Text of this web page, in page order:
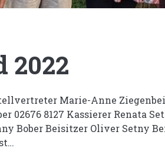
2022
Marie-Anne
02676 8127 Kassierer Renata
Bober Beisitzer Oliver Setny